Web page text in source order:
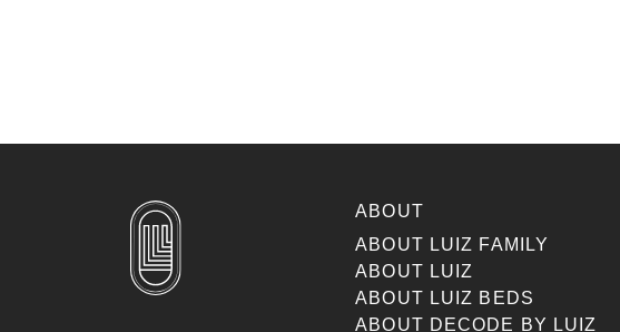
ABOUT
ABOUT LUIZ FAMILY
ABOUT LUIZ
ABOUT LUIZ BEDS
ABOUT DECODE BY LUIZ